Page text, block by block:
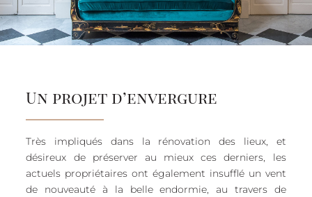
Un projet d’envergure
Très impliqués dans la rénovation des lieux, et
désireux de préserver au mieux ces derniers, les
actuels propriétaires ont également insufflé un vent
de nouveauté à la belle endormie, au travers de